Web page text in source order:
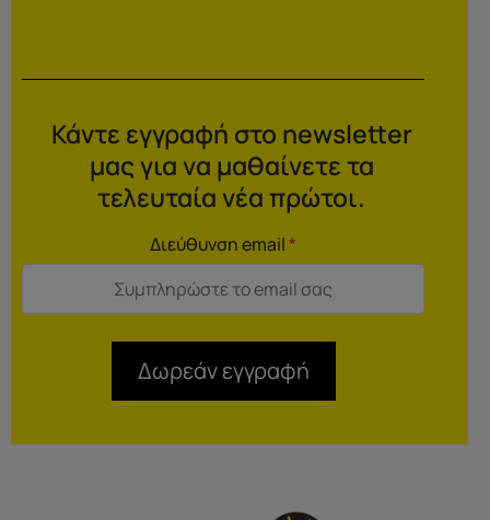
Κάντε εγγραφή στο newsletter
μας για να μαθαίνετε τα
τελευταία νέα πρώτοι.
Διεύθυνση email*
Δωρεάν εγγραφή